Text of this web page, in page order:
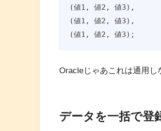
(値1, 値2, 値3),
(値1, 値2, 値3),
(値1, 値2, 値3);
Oracleじゃあこれは通用し
データを一括で登